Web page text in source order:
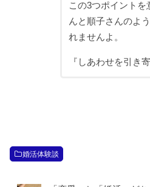
この3つポイントを
んと順子さんのよ
れませんよ。
『しあわせを引き
婚活体験談